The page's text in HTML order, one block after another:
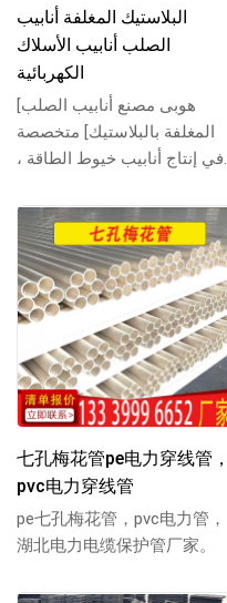
البلاستيك المغلفة أنابيب
الصلب أنابيب الأسلاك
الكهربائية
المغلفة بالبلاستيك] متخصصة
في إنتاج أنابيب خيوط الطاقة ،
المغلفة با...
七孔梅花管pe电力穿线管，
pvc电力穿线管
pe七孔梅花管，pvc电力管，
湖北电力电缆保护管厂家。